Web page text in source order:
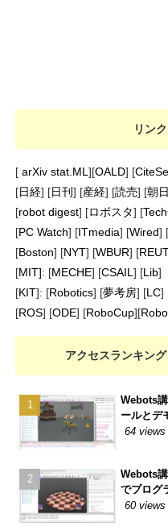
リンク
[ arXiv stat.ML ][OALD] [
[日経] [日刊 ] [産経] [読売] [朝日
[robot digest] [ロボスタ] [
[PC Watch] [ITmedia] [Wired] [
[Boston] [NYT] [WBUR] [
[MIT]: [MECHE] [CSAIL ] [Lib]
[KIT]: [Robotics] [夢考房] [LC]
[ROS] [ODE] [RoboCup][
アクセスランキング
Webots
ールとデ
64 views
Webots
でプログ
60 views